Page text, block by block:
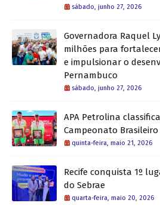
sábado, junho 27, 2026
Governadora Raquel
milhões para
e impulsionar o
Pernambuco
sábado, junho 27, 2026
APA Petrolina
Campeonato
quinta-feira, maio 21, 2026
Recife conquista 1º
do Sebrae
quarta-feira, maio 20, 2026